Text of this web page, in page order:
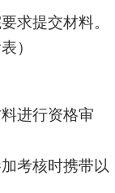
求提交材料。
）
进行资格审
考核时携带以